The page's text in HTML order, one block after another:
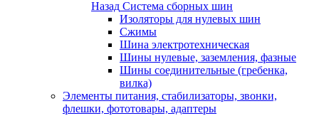
Назад Система сборных шин
Изоляторы для нулевых шин
Сжимы
Шина электротехническая
Шины нулевые, заземления, фазные
Шины соединительные (гребенка,
вилка)
Элементы питания, стабилизаторы, звонки,
флешки, фототовары, адаптеры